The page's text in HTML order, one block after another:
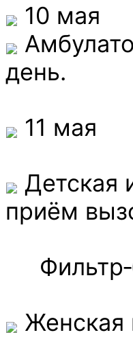
10 мая
день.
11 мая
Детская
приём
Женская